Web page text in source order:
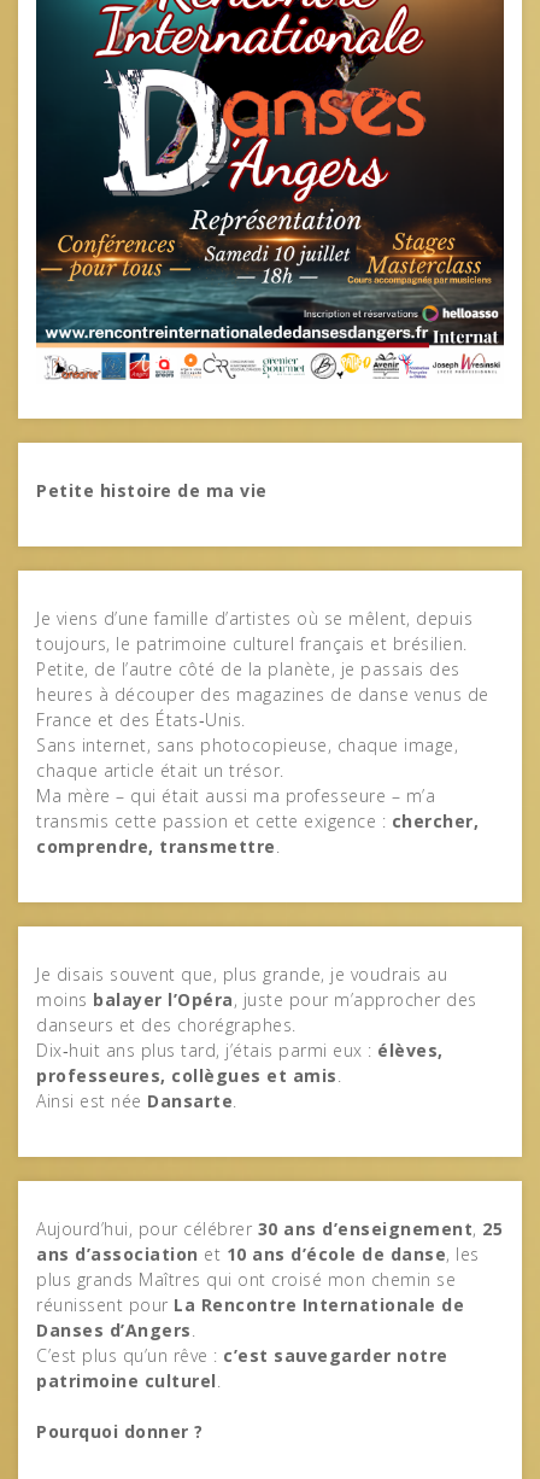
Petite histoire de ma vie
Je viens d’une famille d’artistes où se mêlent, depuis
toujours, le patrimoine culturel français et brésilien.
Petite, de l’autre côté de la planète, je passais des
heures à découper des magazines de danse venus de
France et des États‑Unis.
Sans internet, sans photocopieuse, chaque image,
chaque article était un trésor.
Ma mère – qui était aussi ma professeure – m’a
transmis cette passion et cette exigence : chercher,
comprendre, transmettre.
Je disais souvent que, plus grande, je voudrais au
moins balayer l’Opéra, juste pour m’approcher des
danseurs et des chorégraphes.
Dix‑huit ans plus tard, j’étais parmi eux : élèves,
professeures, collègues et amis.
Ainsi est née Dansarte.
Aujourd’hui, pour célébrer 30 ans d’enseignement, 25
ans d’association et 10 ans d’école de danse, les
plus grands Maîtres qui ont croisé mon chemin se
réunissent pour La Rencontre Internationale de
Danses d’Angers.
C’est plus qu’un rêve : c’est sauvegarder notre
patrimoine culturel.
Pourquoi donner ?